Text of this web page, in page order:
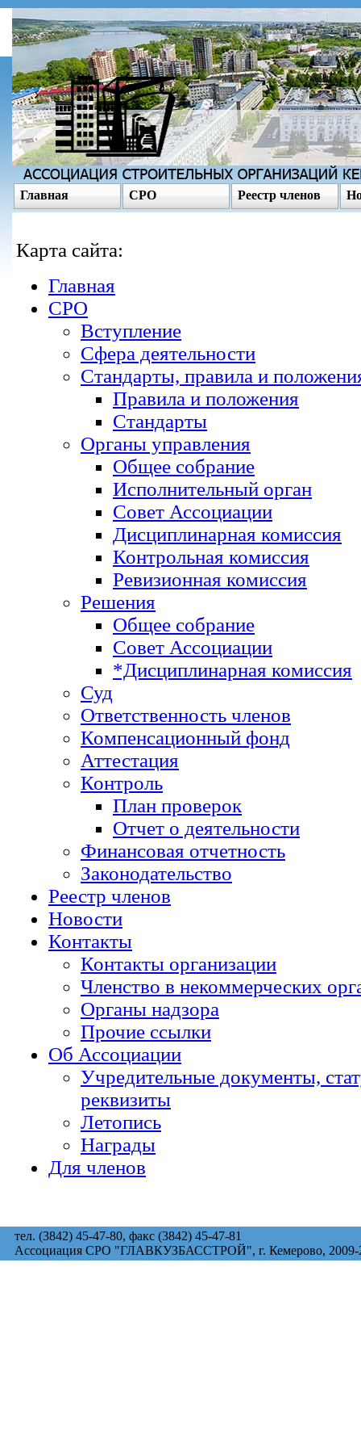
Главная СРО Реестр членов
Карта сайта:
Главная
СРО
Вступление
Сфера деятельности
Стандарты, правила и
Правила и положения
Стандарты
Органы управления
Общее собрание
Исполнительный орган
Совет Ассоциации
Дисциплинарная комиссия
Контрольная комиссия
Ревизионная комиссия
Решения
Общее собрание
Совет Ассоциации
*Дисциплинарная комиссия
Суд
Ответственность членов
Компенсационный фонд
Аттестация
Контроль
План проверок
Отчет о деятельности
Финансовая отчетность
Законодательство
Реестр членов
Новости
Контакты
Контакты организации
Членство в некоммерческих
Органы надзора
Прочие ссылки
Об Ассоциации
Учредительные документы,
реквизиты
Летопись
Награды
Для членов
тел. (3842) 45-47-80, факс (3842) 45-47-81
Ассоциация СРО "ГЛАВКУЗБАССТРОЙ", г. Кемерово, 2009-